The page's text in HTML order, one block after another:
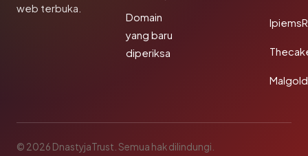
web terbuka.
Domain
yang baru
diperiksa
© 2026 DnastyjaTrust. Semua hak dilindungi.